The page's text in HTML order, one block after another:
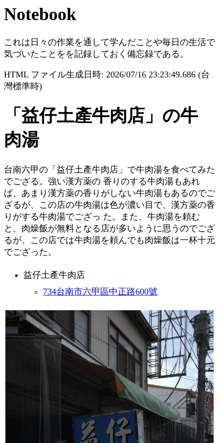
Notebook
これは日々の作業を通して学んだことや毎日の生活で
気づいたことをを記録しておく備忘録である。
HTML ファイル生成日時: 2026/07/16 23:23:49.686 (台
灣標準時)
「益仔土產牛肉店」の牛
肉湯
台南六甲の「益仔土產牛肉店」で牛肉湯を食べてみた
でござる。強い漢方薬の 香りのする牛肉湯もあれ
ば、あまり漢方薬の香りがしない牛肉湯もあるのでご
ざるが、この店の牛肉湯は色が濃い目で、漢方薬の香
りがする牛肉湯でござっ た。また、牛肉湯を頼む
と、肉燥飯が無料となる店が多いように思うのでござ
るが、この店では牛肉湯を頼んでも肉燥飯は一杯十元
でござった。
益仔土產牛肉店
734台南市六甲區中正路600號